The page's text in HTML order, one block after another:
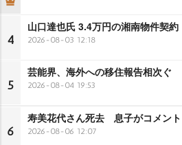
4
山口達也氏 3.4万円の湘南物件契約
2026-08-03 12:18
5
芸能界、海外への移住報告相次ぐ
2026-08-04 19:53
6
寿美花代さん死去 息子がコメント
2026-08-06 12:07